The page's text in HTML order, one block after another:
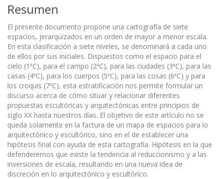
Resumen
El presente documento propone una cartografía de siete
espacios, jerarquizados en un orden de mayor a menor escala.
En esta clasificación a siete niveles, se denominará a cada uno
de ellos por sus iniciales. Dispuestos como el espacio para el
cielo (1ªC), para el campo (2ªC), para las ciudades (3ªC), para las
casas (4ªC), para los cuerpos (5ªC), para las cosas (6ªC) y para
los croquis (7ªC), esta estratificación nos permite formular un
discurso acerca de cómo situar y relacionar diferentes
propuestas escultóricas y arquitectónicas entre principios de
siglo XX hasta nuestros días. El objetivo de este artículo no se
queda solamente en la factura de un mapa de espacios para lo
arquitectónico y escultórico, sino en el de establecer una
hipótesis final con ayuda de esta cartografía. Hipótesis en la que
defenderemos que existe la tendencia al reduccionismo y a las
inversiones de escala, resultando en una nueva idea de
discreción en lo arquitectónico y escultórico.